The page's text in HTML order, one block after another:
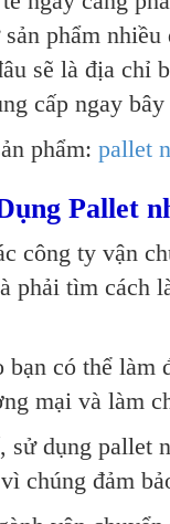
phẩm
sẽ là địa chỉ
cấp ngay
phẩm: pallet
Pallet
công ty vận
phải tìm cách
bạn có thể làm
mại và làm
sử dụng pallet
chúng đảm